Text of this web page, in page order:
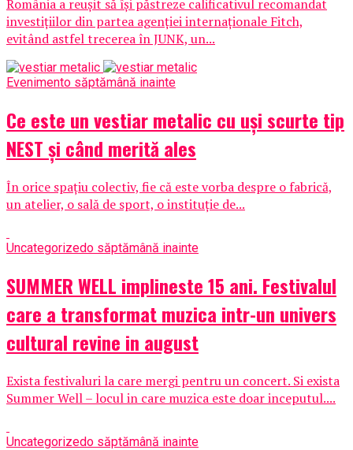
România a reușit să își păstreze calificativul recomandat
investițiilor din partea agenției internaționale Fitch,
evitând astfel trecerea în JUNK, un...
Evenimento săptămână inainte
Ce este un vestiar metalic cu uși scurte tip
NEST și când merită ales
În orice spațiu colectiv, fie că este vorba despre o fabrică,
un atelier, o sală de sport, o instituție de...
Uncategorizedo săptămână inainte
SUMMER WELL implineste 15 ani. Festivalul
care a transformat muzica intr-un univers
cultural revine in august
Exista festivaluri la care mergi pentru un concert. Si exista
Summer Well – locul in care muzica este doar inceputul....
Uncategorizedo săptămână inainte